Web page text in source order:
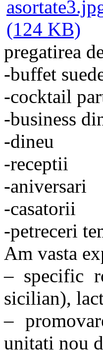
pregatirea
-buffet
-cocktail
-business
-dineu
-receptii
-aniversari
-casatorii
-petreceri
Am vasta
– specific
sicilian),
–
unitati nou